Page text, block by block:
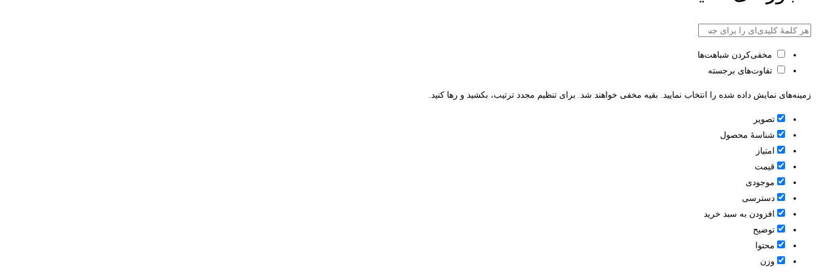
مخفی‌کردن شباهت‌ها
تفاوت‌های برجسته
زمینه‌های نمایش داده شده را انتخاب نمایید. بقیه مخفی خواهند شد. برای تنظیم مجدد ترتیب، بکشید و رها کنید.
تصویر
شناسۀ محصول
امتیاز
قيمت
موجودی
دسترسی
افزودن به سبد خرید
توضیح
محتوا
وزن